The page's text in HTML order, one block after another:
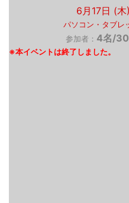
6月17日 (
パソコン・タブレ
参加者： 4名/